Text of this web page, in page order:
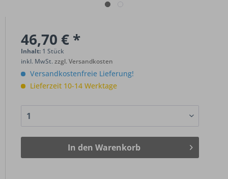
46,70 € *
Inhalt: 1 Stück
inkl. MwSt.zzgl. Versandkosten
Versandkostenfreie Lieferung!
Lieferzeit 10-14 Werktage
In den Warenkorb